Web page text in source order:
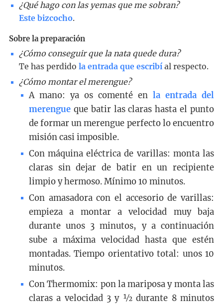
¿Qué hago con las yemas que me sobran?
Este bizcocho.
Sobre la preparación
¿Cómo conseguir que la nata quede dura?
Te has perdido la entrada que escribíal respecto.
¿Cómo montar el merengue?
A mano: ya os comenté enla entrada del
merengueque batir las claras hasta el punto
de formar un merengue perfecto lo encuentro
misión casi imposible.
Con máquina eléctrica de varillas: monta las
claras sin dejar de batir en un recipiente
limpio y hermoso. Mínimo 10 minutos.
Con amasadora con el accesorio de varillas:
empieza a montar a velocidad muy baja
durante unos 3 minutos, y a continuación
sube a máxima velocidad hasta que estén
montadas. Tiempo orientativo total: unos 10
minutos.
Con Thermomix: pon la mariposa y monta las
claras a velocidad 3 y ½ durante 8 minutos